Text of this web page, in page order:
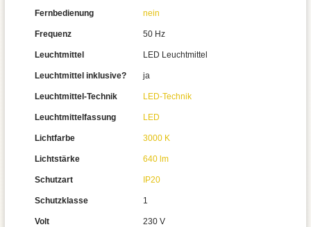
Fernbedienung nein
Frequenz 50 Hz
Leuchtmittel LED Leuchtmittel
Leuchtmittel inklusive? ja
Leuchtmittel-Technik LED-Technik
Leuchtmittelfassung LED
Lichtfarbe 3000 K
Lichtstärke 640 lm
Schutzart IP20
Schutzklasse 1
Volt 230 V